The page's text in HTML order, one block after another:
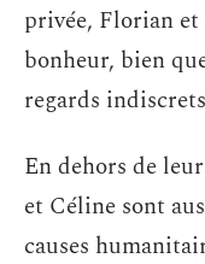
privée, Florian
bonheur, bien
regards
En dehors de
et Céline sont
causes